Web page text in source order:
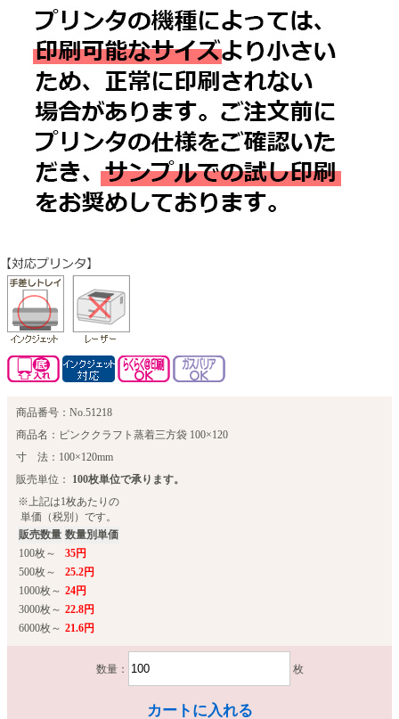
商品番号：No.51218
商品名：ピンククラフト蒸着三方袋 100×120
寸 法：100×120mm
販売単位：
100枚単位で承ります。
※上記は1枚あたりの
単価（税別）です。
販売数量 数量別単価
100枚～
35円
500枚～
25.2円
1000枚～ 24円
3000枚～ 22.8円
6000枚～ 21.6円
数量： 枚
カートに入れる